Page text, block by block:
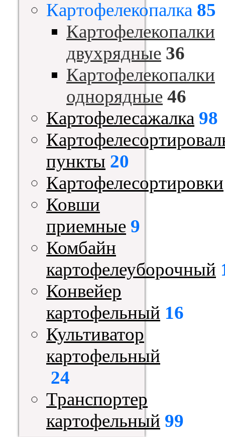
Картофелекопалка 85
Картофелекопалки
двухрядные 36
Картофелекопалки
однорядные 46
Картофелесажалка 98
пункты 20
Картофелесортировки
Ковши
приемные 9
Комбайн
картофелеуборочный
Конвейер
картофельный 16
Культиватор
картофельный
24
Транспортер
картофельный 99